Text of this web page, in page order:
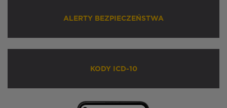
ALERTY BEZPIECZEŃSTWA
KODY ICD-10